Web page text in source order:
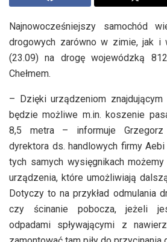
Najnowocześniejszy samochód
drogowych zarówno w zimie, jak i
(23.09) na drogę wojewódzką
Chełmem.
– Dzięki urządzeniom
będzie możliwe m.in. koszenie
8,5 metra – informuje Grzegorz
dyrektora ds. handlowych firmy
tych samych wysięgnikach
urządzenia, które umożliwiają
Dotyczy to na przykład odmulania
czy ścinanie pobocza, jeżeli
odpadami spływającymi z